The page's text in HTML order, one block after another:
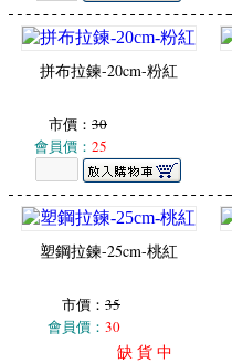
拼布拉鍊-20cm-粉紅
市價： 30
會員價： 25
塑鋼拉鍊-25cm-桃紅
市價： 35
會員價： 30
缺 貨 中